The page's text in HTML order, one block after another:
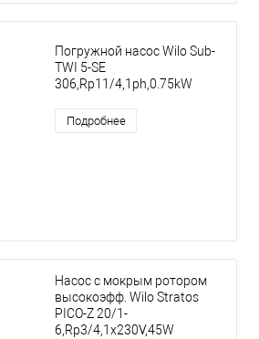
Погружной насос Wilo Sub-
TWI 5-SE
306,Rp11/4,1ph,0.75kW
Подробнее
Насос с мокрым ротором
высокоэфф. Wilo Stratos
PICO-Z 20/1-
6,Rp3/4,1x230V,45W